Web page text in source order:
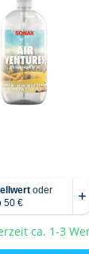
ca. 1-3